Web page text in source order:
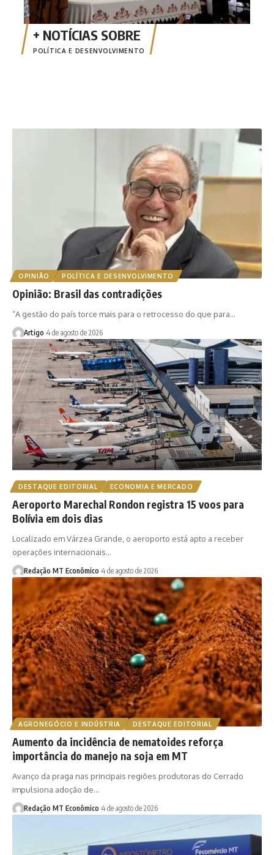
POLÍTICA E DESENVOLVIMENTO
OPINIÃO POLÍTICA E DESENVOLVIMENTO
Opinião: Brasil das contradições
“A gestão do país torce mais para o retrocesso do que para…
Artigo 4 de agosto de 2026
DESTAQUE EDITORIAL ECONOMIA E MERCADO
Aeroporto Marechal Rondon registra 15 voos para
Bolívia em dois dias
Localizado em Várzea Grande, o aeroporto está apto a receber
operações internacionais…
Redação MT Econômico 4 de agosto de 2026
AGRONEGÓCIO E INDÚSTRIA DESTAQUE EDITORIAL
Aumento da incidência de nematoides reforça
importância do manejo na soja em MT
Avanço da praga nas principais regiões produtoras do Cerrado
impulsiona adoção de…
Redação MT Econômico 4 de agosto de 2026